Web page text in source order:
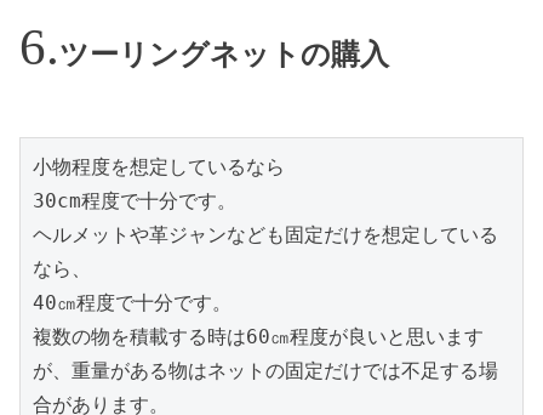
ツーリングネットの購入
小物程度を想定しているなら
30cm程度で十分です。
ヘルメットや革ジャンなども固定だけを想定している
なら、
40㎝程度で十分です。
複数の物を積載する時は60㎝程度が良いと思います
が、重量がある物はネットの固定だけでは不足する場
合があります。